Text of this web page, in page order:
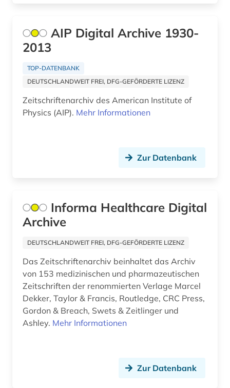
denkmalpflege (2)
deutsch (1)
deutsche philologie (1)
deutschland recht (1)
digital database (1)
digital object identifier (1)
digitale zeitschrift (1)
AIP Digital Archive 1930-
2013
TOP-DATENBANK
DEUTSCHLANDWEIT FREI, DFG-GEFÖRDERTE LIZENZ
Zeitschriftenarchiv des American Institute of
Physics (AIP). Mehr Informationen
Zur Datenbank
Informa Healthcare Digital
Archive
DEUTSCHLANDWEIT FREI, DFG-GEFÖRDERTE LIZENZ
Das Zeitschriftenarchiv beinhaltet das Archiv
von 153 medizinischen und pharmazeutischen
Zeitschriften der renommierten Verlage Marcel
Dekker, Taylor & Francis, Routledge, CRC Press,
Gordon & Breach, Swets & Zeitlinger und
Ashley. Mehr Informationen
Zur Datenbank